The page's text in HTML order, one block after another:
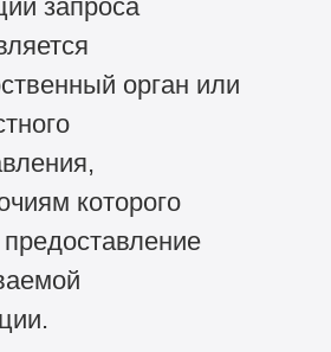
запроса
орган или
которого